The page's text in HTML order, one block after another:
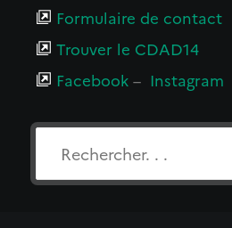
Formulaire de contact
Trouver le CDAD14
Facebook– Instagram